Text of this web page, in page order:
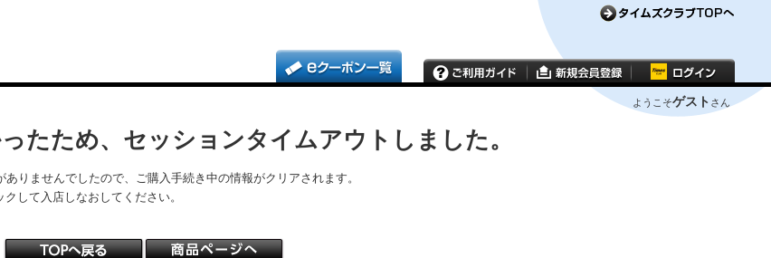
ようこそゲスト さん
たため、セッションタイムアウトしました。
りませんでしたので、ご購入手続き中の情報がクリアされます。
して入店しなおしてください。